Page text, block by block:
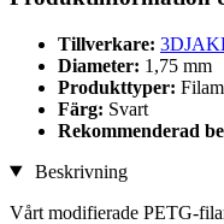
Tillverkare:
Diameter: 1,75 mm
Produkttyper:
Färg: Svart
Rekommenderad
Beskrivning
Vårt modifierade PETG-